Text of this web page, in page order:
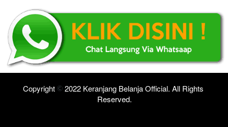
Copyright 2022 Keranjang Belanja Official. All Rights
Reserved.